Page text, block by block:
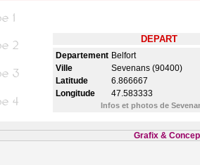
DEPART
Departement Belfort
Ville
Sevenans (90400)
Latitude
6.866667
Longitude
47.583333
Infos et photos de
Grafix &